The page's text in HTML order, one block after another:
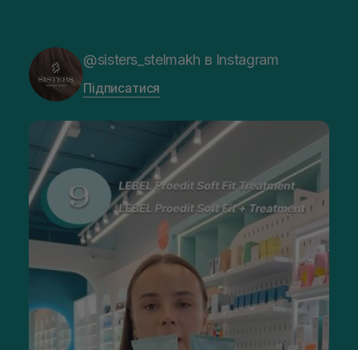
@sisters_stelmakh в Instagram
Підписатися